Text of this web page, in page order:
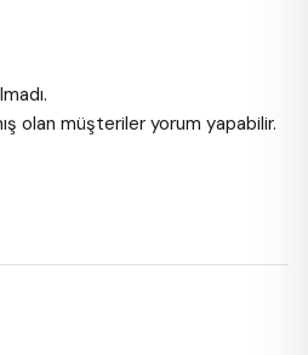
olan müşteriler yorum yapabilir.